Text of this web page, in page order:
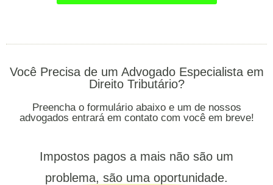
Você Precisa de um Advogado Especialista em
Direito Tributário?
Preencha o formulário abaixo e um de nossos
advogados entrará em contato com você em breve!
Impostos pagos a mais não são um
problema, são uma oportunidade.